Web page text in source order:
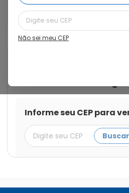
Não sei meu CEP
Aciclovir 30mg/g Pomada de
4,5g
Informe seu CEP para
Buscar